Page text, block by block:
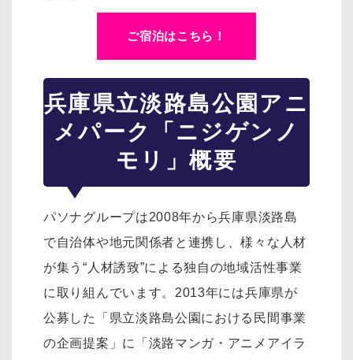
ご宿泊はこちら！
兵庫県立淡路島公園アニ
メパーク「ニジゲンノ
モリ」概要
パソナグループは2008年から兵庫県淡路島
で自治体や地元関係者と連携し、様々な人材
が集う“人材誘致”による独自の地域活性事業
に取り組んでいます。2013年には兵庫県が
公募した「県立淡路島公園における民間事業
の企画提案」に「淡路マンガ・アニメアイラ